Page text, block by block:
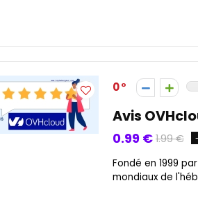
0
Avis
0.99 € 1.99 €
Fondé en 1999
mondiaux de